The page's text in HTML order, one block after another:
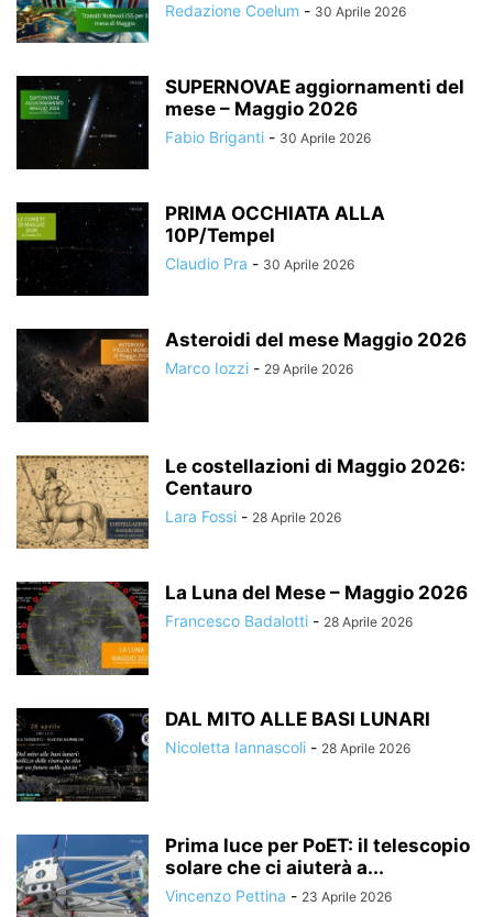
Redazione Coelum - 30 Aprile 2026
SUPERNOVAE aggiornamenti del
mese – Maggio 2026
Fabio Briganti - 30 Aprile 2026
PRIMA OCCHIATA ALLA
10P/Tempel
Claudio Pra - 30 Aprile 2026
Asteroidi del mese Maggio 2026
Marco Iozzi - 29 Aprile 2026
Le costellazioni di Maggio 2026:
Centauro
Lara Fossi - 28 Aprile 2026
La Luna del Mese – Maggio 2026
Francesco Badalotti - 28 Aprile 2026
DAL MITO ALLE BASI LUNARI
Nicoletta Iannascoli - 28 Aprile 2026
Prima luce per PoET: il telescopio
solare che ci aiuterà a...
Vincenzo Pettina - 23 Aprile 2026